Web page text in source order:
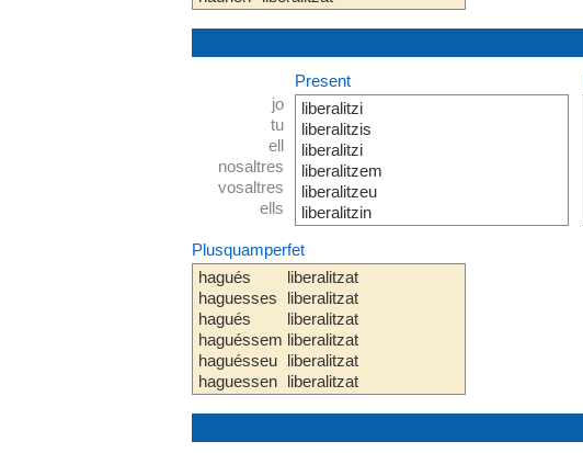
jo
tu
ell
nosaltres
vosaltres
ells
Present
liberalitzi
liberalitzis
liberalitzi
liberalitzem
liberalitzeu
liberalitzin
Plusquamperfet
hagués
haguesses
hagués
haguéssem
haguésseu
haguessen
liberalitzat
liberalitzat
liberalitzat
liberalitzat
liberalitzat
liberalitzat